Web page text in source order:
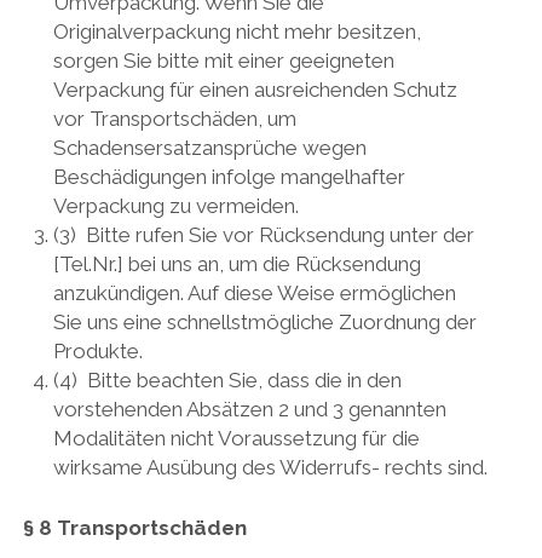
Originalverpackung nicht mehr besitzen,
sorgen Sie bitte mit einer geeigneten
Verpackung für einen ausreichenden Schutz
vor Transportschäden, um
Schadensersatzansprüche wegen
Beschädigungen infolge mangelhafter
Verpackung zu vermeiden.
(3) Bitte rufen Sie vor Rücksendung unter der
[Tel.Nr.] bei uns an, um die Rücksendung
anzukündigen. Auf diese Weise ermöglichen
Sie uns eine schnellstmögliche Zuordnung der
Produkte.
(4) Bitte beachten Sie, dass die in den
vorstehenden Absätzen 2 und 3 genannten
Modalitäten nicht Voraussetzung für die
wirksame Ausübung des Widerrufs- rechts sind.
§ 8 Transportschäden